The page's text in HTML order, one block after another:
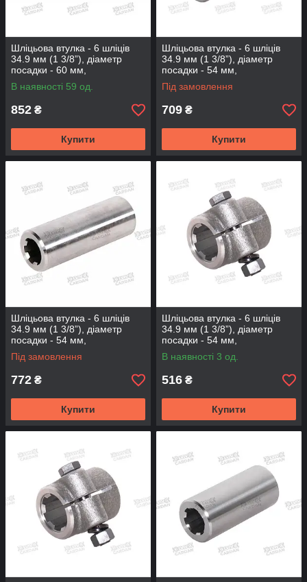
Шліцьова втулка - 6 шліців
34.9 мм (1 3/8”), діаметр
посадки - 60 мм,
довжина-120мм (BS-6-120-50
46)
В наявності 59 од.
852 ₴
Купити
Шліцьова втулка - 6 шліців
34.9 мм (1 3/8”), діаметр
посадки - 54 мм,
довжина-130мм (BS-6-130-
54)
Під замовлення
709 ₴
Купити
Шліцьова втулка - 6 шліців
34.9 мм (1 3/8”), діаметр
посадки - 54 мм,
довжина-150мм (BS-6-150-
54)
Під замовлення
772 ₴
Купити
Шліцьова втулка - 6 шліців
34.9 мм (1 3/8”), діаметр
посадки - 54 мм,
довжина-60мм (BS-6-60-54B)
В наявності 3 од.
516 ₴
Купити